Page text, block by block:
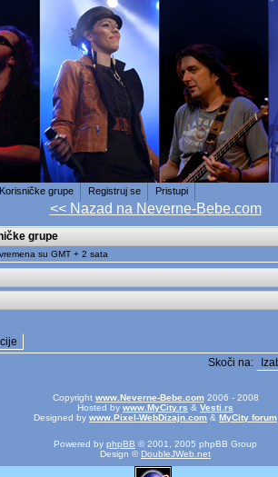
Korisničke grupe Registruj se Pristupi
<< Nazad na Neverne-Bebe.com
grupe
su GMT + 2 sata
Skoči na:
Copyright www.Neverne-Bebe.com2006 - 2008
Hosted by www.MyCity.rs & Vesti.rs
Designed by www.Pixel-WebDizajn.com & MyCity forum
Powered by phpBB © 2001, 2005 phpBB Group
Design © DoubleJWeb.net